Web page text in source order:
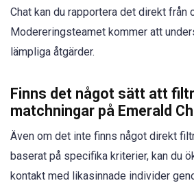
Chat kan du rapportera det direkt från
Modereringsteamet kommer att
lämpliga åtgärder.
Finns det något sätt att
matchningar på Emerald
Även om det inte finns något direkt
baserat på specifika kriterier, kan du
kontakt med likasinnade individer